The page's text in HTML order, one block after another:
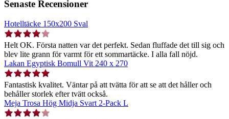
Senaste Recensioner
Hotelltäcke 150x200 Sval
Helt OK. Första natten var det perfekt. Sedan fluffade det till sig och
blev lite grann för varmt för ett sommartäcke. I alla fall nöjd.
Lakan Egyptisk Bomull Vit 240 x 270
Fantastisk kvalitet. Väntar på att tvätta för att se att det håller och
behåller storlek efter tvätt också.
Meja Trosa Hög Midja Svart 2-Pack L